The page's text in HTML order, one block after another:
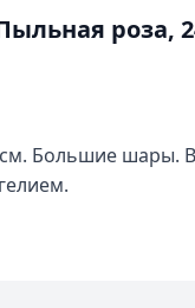
роза,
Большие шары.